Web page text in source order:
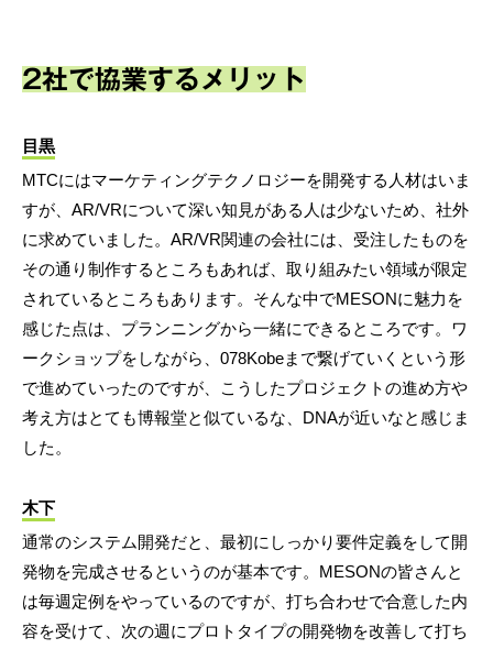
2社で協業するメリット
目黒
MTCにはマーケティングテクノロジーを開発する人材はいま
すが、AR/VRについて深い知見がある人は少ないため、社外
に求めていました。AR/VR関連の会社には、受注したものを
その通り制作するところもあれば、取り組みたい領域が限定
されているところもあります。そんな中でMESONに魅力を
感じた点は、プランニングから一緒にできるところです。ワ
ークショップをしながら、078Kobeまで繋げていくという形
で進めていったのですが、こうしたプロジェクトの進め方や
考え方はとても博報堂と似ているな、DNAが近いなと感じま
した。
木下
通常のシステム開発だと、最初にしっかり要件定義をして開
発物を完成させるというのが基本です。MESONの皆さんと
は毎週定例をやっているのですが、打ち合わせで合意した内
容を受けて、次の週にプロトタイプの開発物を改善して打ち